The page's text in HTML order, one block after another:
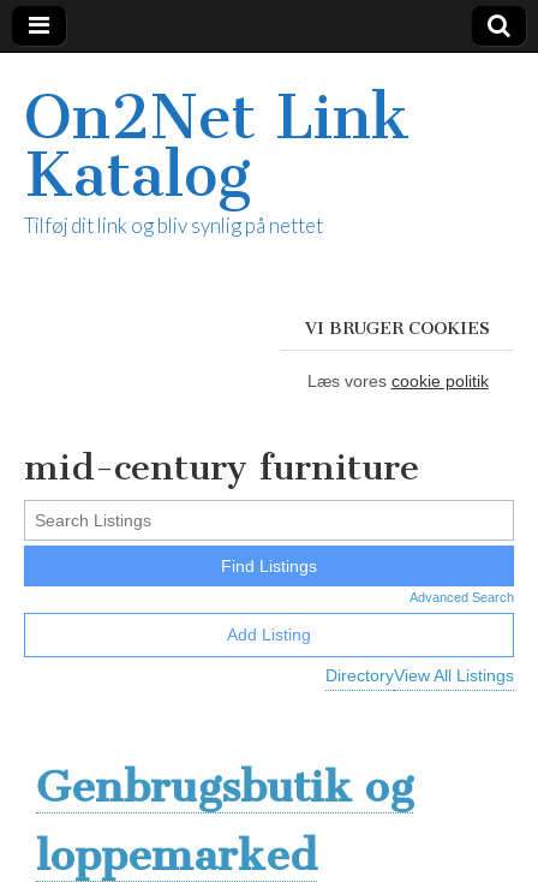
On2Net Link
Katalog
Tilføj dit link og bliv synlig på nettet
VI BRUGER COOKIES
Læs vores cookie politik
mid-century furniture
Advanced Search
DirectoryView All Listings
Add Listing
Genbrugsbutik og
loppemarked